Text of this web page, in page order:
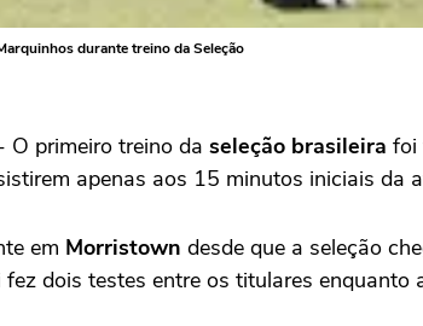
durante treino da Seleção
O primeiro treino da seleção brasileira foi
apenas aos 15 minutos iniciais da
em Morristown desde que a seleção
dois testes entre os titulares